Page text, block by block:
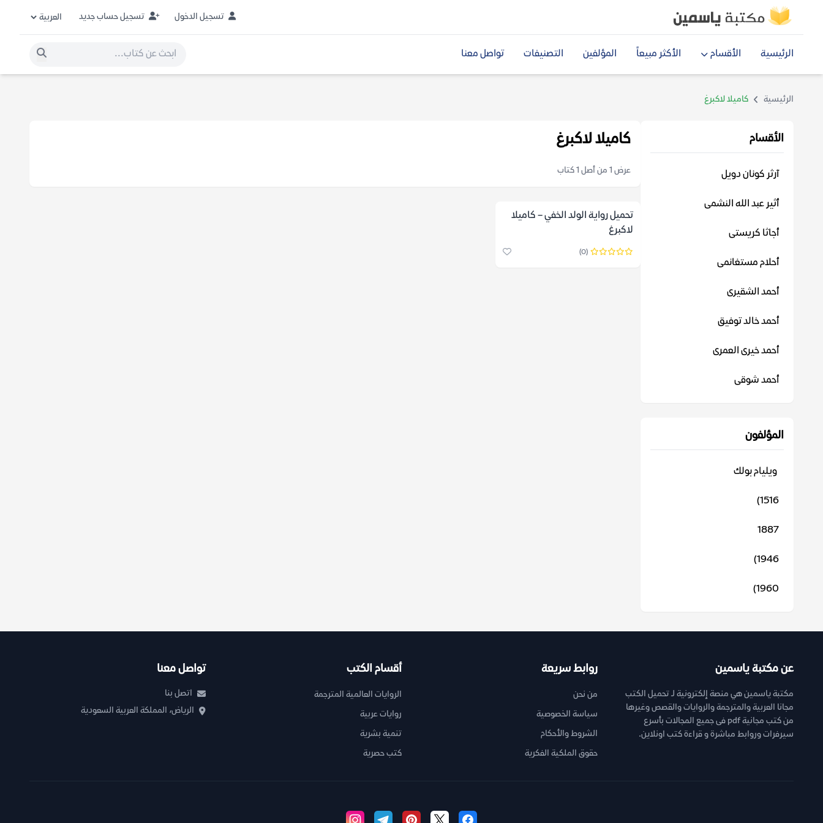
تسجيل الدخول تسجيل حساب جديد
الرئيسية الأقسام الأكثر مبيعاً المؤلفين التصنيفات تواصل معنا
الرئيسية كاميلا لاكبرغ
الأقسام
آرثر كونان دويل
أثير عبد الله النشمى
أجاثا كريستى
أحلام مستغانمى
أحمد الشقيرى
أحمد خالد توفيق
أحمد خيرى العمرى
أحمد شوقى
المؤلفون
‬ ويليام بولك
1516)
1887
1946)
1960)
كاميلا لاكبرغ
عرض 1 من أصل 1 كتاب
تحميل رواية الولد الخفي – كاميلا
لاكبرغ
(0)
عن مكتبة ياسمين
مكتبة ياسمين هي منصة إلكترونية لـ تحميل الكتب
مجانا العربية والمترجمة والروايات والقصص وغيرها
من كتب مجانية pdf فى جميع المجالات بأسرع
سيرفرات وروابط مباشرة و قراءة كتب اونلاين.
روابط سريعة
من نحن
سياسة الخصوصية
الشروط والأحكام
حقوق الملكية الفكرية
أقسام الكتب
الروايات العالمية المترجمة
روايات عربية
تنمية بشرية
كتب حصرية
تواصل معنا
اتصل بنا
الرياض، المملكة العربية السعودية